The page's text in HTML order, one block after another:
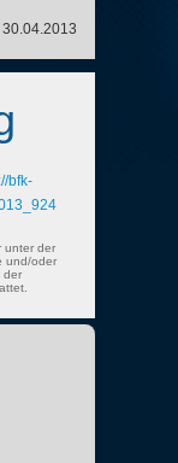
30.04.2013
bfk-
unter der
und/oder
der